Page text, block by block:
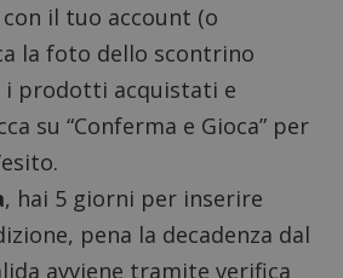
con il tuo account (o
la foto dello scontrino
i prodotti acquistati e
su “Conferma e Gioca” per
, hai 5 giorni per inserire
pena la decadenza dal
avviene tramite verifica